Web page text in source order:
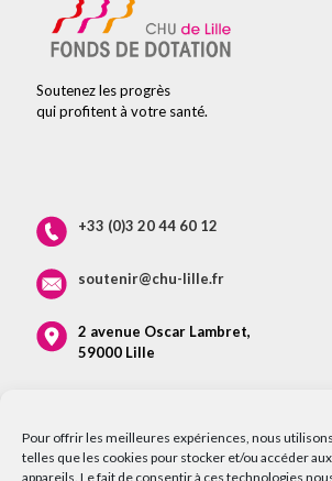
Pour offrir les meilleures expériences, nous
telles que les cookies pour stocker et/ou accéder
appareils. Le fait de consentir à ces technologies
Soutenez les progrès
qui profitent à votre santé.
+33 (0)3 20 44 60 12
soutenir@chu-lille.fr
2 avenue Oscar Lambret,
59000 Lille